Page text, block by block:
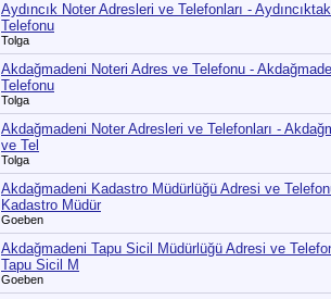
Aydıncık Noter Adresleri ve Telefonları -
Telefonu
Tolga
Akdağmadeni Noteri Adres ve Telefonu -
Telefonu
Tolga
Akdağmadeni Noter Adresleri ve Telefonları -
ve Tel
Tolga
Akdağmadeni Kadastro Müdürlüğü Adresi ve
Kadastro Müdür
Goeben
Akdağmadeni Tapu Sicil Müdürlüğü Adresi ve
Tapu Sicil M
Goeben